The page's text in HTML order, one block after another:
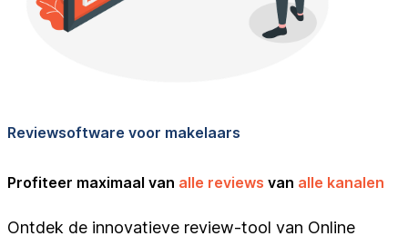
Reviewsoftware voor makelaars
Profiteer maximaal van alle reviews van alle kanalen
Ontdek de innovatieve review-tool van Online